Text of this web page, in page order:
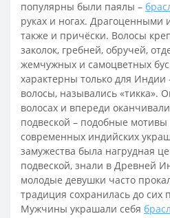
популярны были паялы –
руках и ногах. Драгоценными
также и причёски. Волосы
заколок, гребней, обручей,
жемчужных и самоцветных
характерны только для
волосы, назывались «тикка».
волосах и впереди
подвеской – подобные
современных индийских
замужества была нагрудная
подвеской, знали в Древней
молодые девушки часто
традиция сохранилась до сих
Мужчины украшали себя